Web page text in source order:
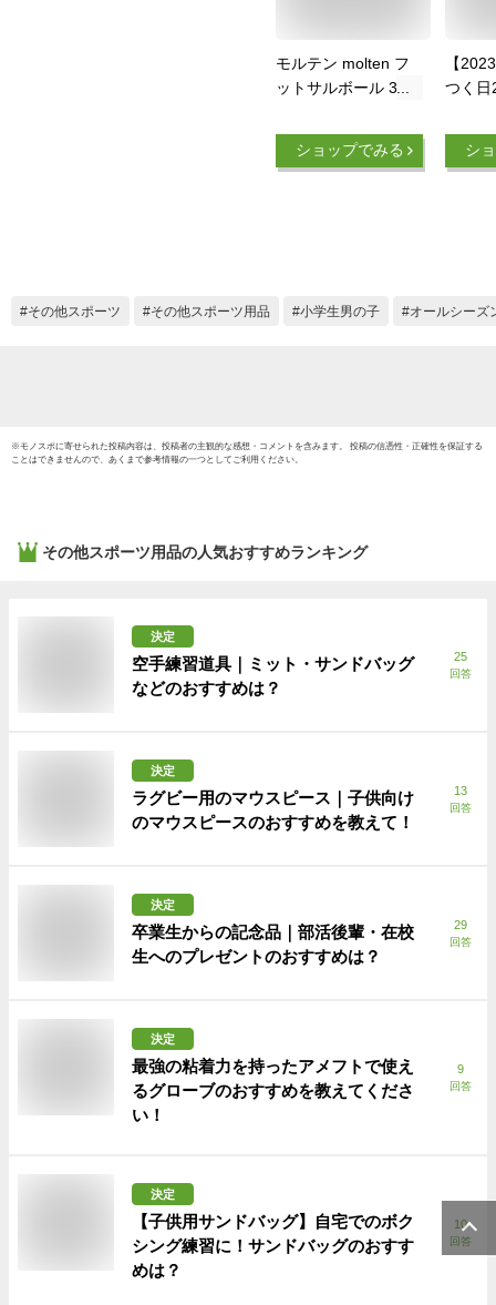
モルテン molten フ
ットサルボール 3号
オ3000フットサル
手縫い F8A3000
ショップでみる
【
つく日
(1/4
サ フ
シ
その他スポーツ その他スポーツ用品 小学生男の子 オールシーズ
※モノスポに寄せられた投稿内容は、投稿者の主観的な感想・コメントを含みます。 投稿の信憑性・正確性を保証する
ことはできませんので、あくまで参考情報の一つとしてご利用ください。
その他スポーツ用品の人気おすすめランキング
決定
空手練習道具｜ミット・サンドバッグ
などのおすすめは？
25
回答
決定
ラグビー用のマウスピース｜子供向け
のマウスピースのおすすめを教えて！
13
回答
決定
卒業生からの記念品｜部活後輩・在校
生へのプレゼントのおすすめは？
29
回答
決定
最強の粘着力を持ったアメフトで使え
るグローブのおすすめを教えてくださ
い！
9
回答
決定
【子供用サンドバッグ】自宅でのボク
シング練習に！サンドバッグのおすす
めは？
10
回答